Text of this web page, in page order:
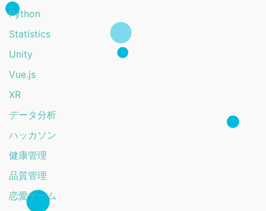
Python
Statistics
Unity
Vue.js
XR
データ分析
ハッカソン
健康管理
品質管理
恋愛ゲーム